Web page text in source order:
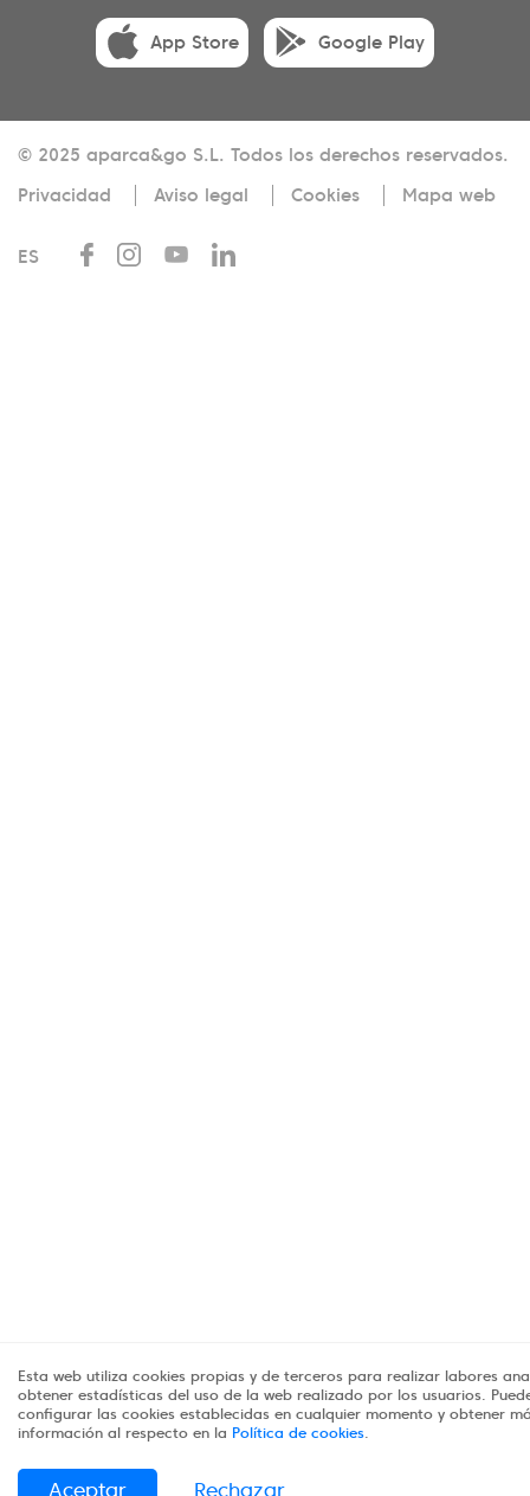
App Store Google Play
© 2025 aparca&go S.L. Todos los derechos reservados.
Privacidad
Aviso legal Cookies Mapa web
ES
Esta web utiliza cookies propias y de terceros para realizar labores
obtener estadísticas del uso de la web realizado por los usuarios.
configurar las cookies establecidas en cualquier momento y obtener
información al respecto en la Política de cookies.
Aceptar Rechazar